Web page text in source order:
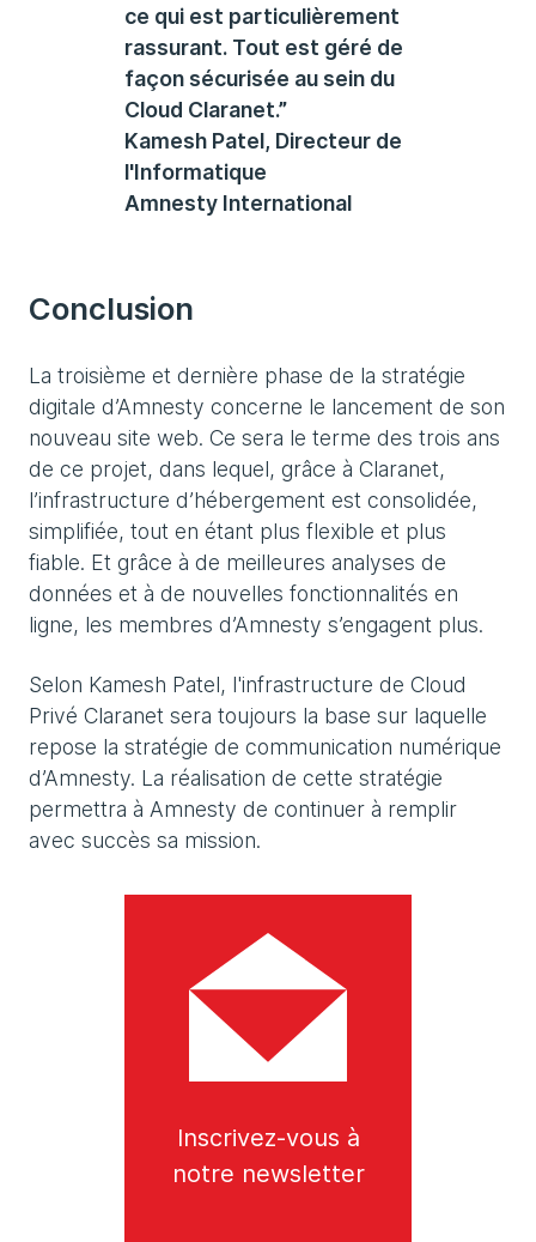
ce qui est particulièrement
rassurant. Tout est géré de
façon sécurisée au sein du
Cloud Claranet.”
Kamesh Patel, Directeur de
l'Informatique
Amnesty International
Conclusion
La troisième et dernière phase de la stratégie
digitale d’Amnesty concerne le lancement de son
nouveau site web. Ce sera le terme des trois ans
de ce projet, dans lequel, grâce à Claranet,
l’infrastructure d’hébergement est consolidée,
simplifiée, tout en étant plus flexible et plus
fiable. Et grâce à de meilleures analyses de
données et à de nouvelles fonctionnalités en
ligne, les membres d’Amnesty s’engagent plus.
Selon Kamesh Patel, l'infrastructure de Cloud
Privé Claranet sera toujours la base sur laquelle
repose la stratégie de communication numérique
d’Amnesty. La réalisation de cette stratégie
permettra à Amnesty de continuer à remplir
avec succès sa mission.
Inscrivez-vous à
notre newsletter